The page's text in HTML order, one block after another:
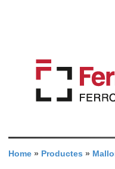
Home » Productes »